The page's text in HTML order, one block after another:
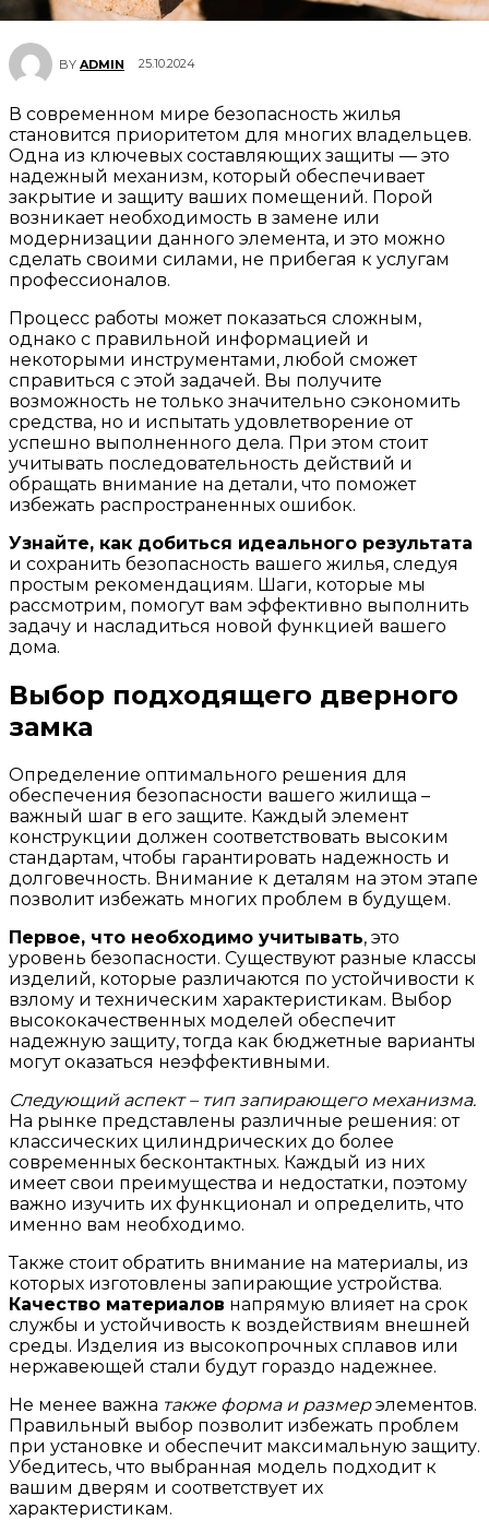
BY ADMIN 25.10.2024
В современном мире безопасность жилья
становится приоритетом для многих владельцев.
Одна из ключевых составляющих защиты — это
надежный механизм, который обеспечивает
закрытие и защиту ваших помещений. Порой
возникает необходимость в замене или
модернизации данного элемента, и это можно
сделать своими силами, не прибегая к услугам
профессионалов.
Процесс работы может показаться сложным,
однако с правильной информацией и
некоторыми инструментами, любой сможет
справиться с этой задачей. Вы получите
возможность не только значительно сэкономить
средства, но и испытать удовлетворение от
успешно выполненного дела. При этом стоит
учитывать последовательность действий и
обращать внимание на детали, что поможет
избежать распространенных ошибок.
Узнайте, как добиться идеального результата
и сохранить безопасность вашего жилья, следуя
простым рекомендациям. Шаги, которые мы
рассмотрим, помогут вам эффективно выполнить
задачу и насладиться новой функцией вашего
дома.
Выбор подходящего дверного
замка
Определение оптимального решения для
обеспечения безопасности вашего жилища –
важный шаг в его защите. Каждый элемент
конструкции должен соответствовать высоким
стандартам, чтобы гарантировать надежность и
долговечность. Внимание к деталям на этом этапе
позволит избежать многих проблем в будущем.
Первое, что необходимо учитывать, это
уровень безопасности. Существуют разные классы
изделий, которые различаются по устойчивости к
взлому и техническим характеристикам. Выбор
высококачественных моделей обеспечит
надежную защиту, тогда как бюджетные варианты
могут оказаться неэффективными.
Следующий аспект – тип запирающего механизма.
На рынке представлены различные решения: от
классических цилиндрических до более
современных бесконтактных. Каждый из них
имеет свои преимущества и недостатки, поэтому
важно изучить их функционал и определить, что
именно вам необходимо.
Также стоит обратить внимание на материалы, из
которых изготовлены запирающие устройства.
Качество материалов напрямую влияет на срок
службы и устойчивость к воздействиям внешней
среды. Изделия из высокопрочных сплавов или
нержавеющей стали будут гораздо надежнее.
Не менее важна также форма и размерэлементов.
Правильный выбор позволит избежать проблем
при установке и обеспечит максимальную защиту.
Убедитесь, что выбранная модель подходит к
вашим дверям и соответствует их
характеристикам.